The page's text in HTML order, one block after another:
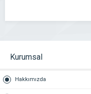
Kurumsal
Hakkımızda